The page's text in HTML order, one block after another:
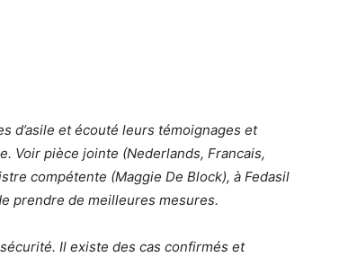
d’asile et écouté leurs témoignages et
Voir pièce jointe (Nederlands, Francais,
compétente (Maggie De Block), à Fedasil
prendre de meilleures mesures.
Il existe des cas confirmés et